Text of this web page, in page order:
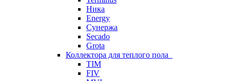
Ника
Energy
Сунержа
Secado
Grota
Коллектора для теплого пола
TIM
FIV